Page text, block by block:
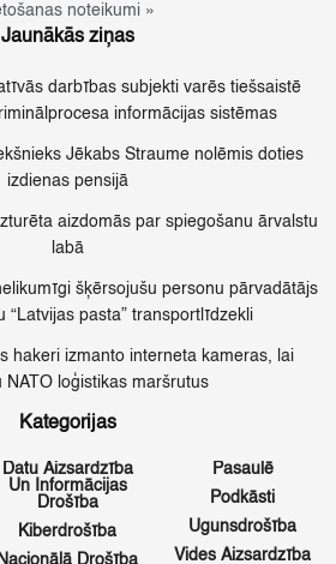
noteikumi »
Jaunākās ziņas
darbības subjekti varēs tiešsaistē
informācijas sistēmas
Jēkabs Straume nolēmis doties
izdienas pensijā
aizdomās par spiegošanu ārvalstu
labā
šķērsojušu personu pārvadātājs
“Latvijas pasta” transportlīdzekli
hakeri izmanto interneta kameras, lai
NATO loģistikas maršrutus
Kategorijas
Datu Aizsardzība
Un Informācijas
Drošība
Kiberdrošība
Nacionālā Drošība
Pasaulē
Podkāsti
Ugunsdrošība
Vides Aizsardzība